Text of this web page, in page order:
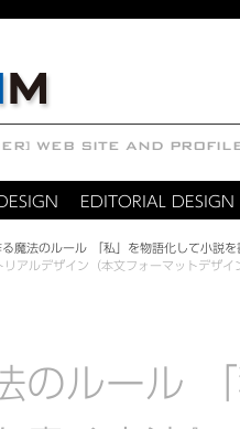
EDITORIAL DESIGN
る魔法のルール 「私」を物語化して小説
アルデザイン（本文フォーマットデザイ
のルール